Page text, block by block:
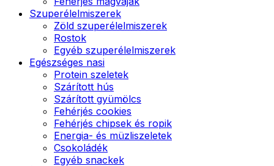
Szuperélelmiszerek
Zöld szuperélelmiszerek
Rostok
Egyéb szuperélelmiszerek
Egészséges nasi
Protein szeletek
Szárított hús
Szárított gyümölcs
Fehérjés cookies
Fehérjés chipsek és ropik
Energia- és müzliszeletek
Csokoládék
Egyéb snackek